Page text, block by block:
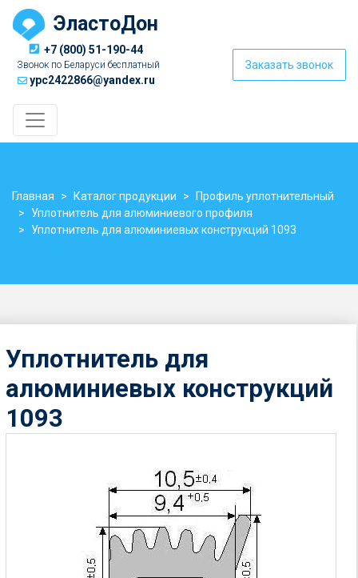
ЭластоДон
+7 (800) 51-190-44
Звонок по Беларуси бесплатный
ypc2422866@yandex.ru
Заказать звонок
Главная Каталог продукции
Профиль уплотнительный
Уплотнитель для алюминиевого профиля
Уплотнитель для алюминиевых конструкций 1093
Уплотнитель для
алюминиевых конструкций
1093